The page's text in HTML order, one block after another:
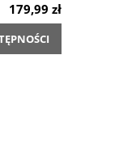
179,99 zł